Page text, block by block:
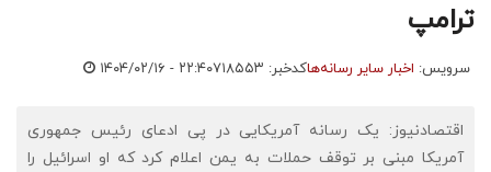
ترامپ
سرویس: اخبار سایر رسانه‌هاکدخبر: ۷۱۸۵۵۳ ۱۴۰۴/۰۲/۱۶ - ۲۲:۴۰
اقتصادنیوز: یک رسانه آمریکایی در پی ادعای رئیس جمهوری
آمریکا مبنی بر توقف حملات به یمن اعلام کرد که او اسرائیل را